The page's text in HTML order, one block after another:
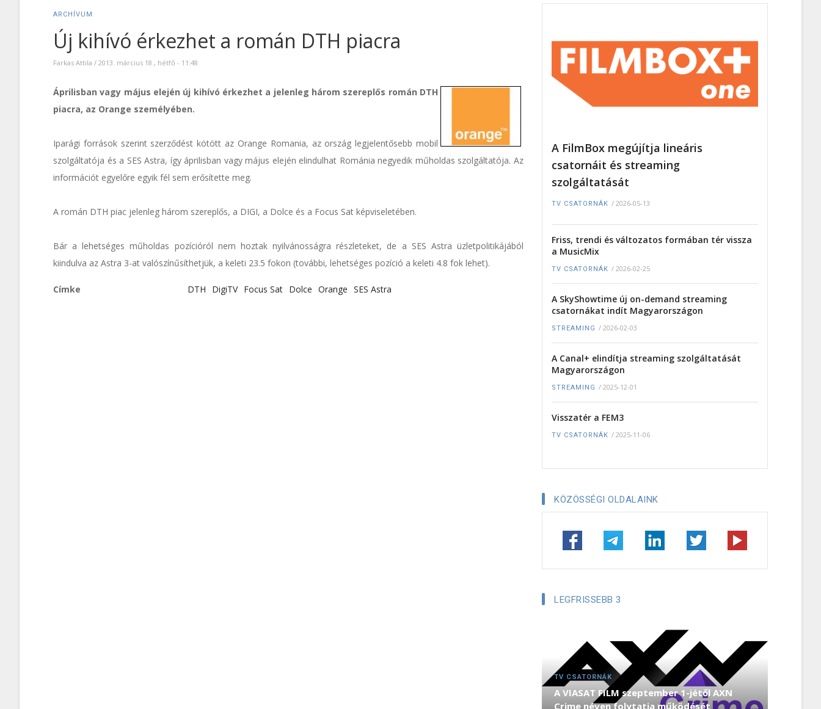
ARCHÍVUM
Új kihívó érkezhet a román DTH piacra
Farkas Attila / 2013. március 18., hétfő - 11:48
Áprilisban vagy május elején új kihívó érkezhet a jelenleg három szereplős román DTH
piacra, az Orange személyében.
Iparági források szerint szerződést kötött az Orange Romania, az ország legjelentősebb mobil
szolgáltatója és a SES Astra, így áprilisban vagy május elején elindulhat Románia negyedik műholdas szolgáltatója. Az
információt egyelőre egyik fél sem erősítette meg.
A román DTH piac jelenleg három szereplős, a DIGI, a Dolce és a Focus Sat képviseletében.
Bár a lehetséges műholdas pozícióról nem hoztak nyilvánosságra részleteket, de a SES Astra üzletpolitikájából
kiindulva az Astra 3-at valószínűsíthetjük, a keleti 23.5 fokon (további, lehetséges pozíció a keleti 4.8 fok lehet).
Címke DTH DigiTV Focus Sat Dolce Orange SES Astra
A FilmBox megújítja lineáris
csatornáit és streaming
szolgáltatását
TV CSATORNÁK / 2026-05-13
Friss, trendi és változatos formában tér vissza
a MusicMix
TV CSATORNÁK / 2026-02-25
A SkyShowtime új on-demand streaming
csatornákat indít Magyarországon
STREAMING / 2026-02-03
A Canal+ elindítja streaming szolgáltatását
Magyarországon
STREAMING / 2025-12-01
Visszatér a FEM3
TV CSATORNÁK / 2025-11-06
KÖZÖSSÉGI OLDALAINK
LEGFRISSEBB 3
TV CSATORNÁK
A VIASAT FILM szeptember 1-jétől AXN
Crime néven folytatja működését